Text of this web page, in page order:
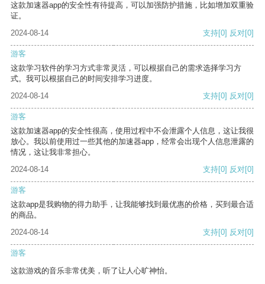
这款加速器app的安全性有待提高，可以加强防护措施，比如增加双重验
证。
2024-08-14
支持[0] 反对[0]
游客
这款学习软件的学习方式非常灵活，可以根据自己的需求选择学习方
式。我可以根据自己的时间安排学习进度。
2024-08-14
支持[0] 反对[0]
游客
这款加速器app的安全性很高，使用过程中不会泄露个人信息，这让我很
放心。我以前使用过一些其他的加速器app，经常会出现个人信息泄露的
情况，这让我非常担心。
2024-08-14
支持[0] 反对[0]
游客
这款app是我购物的得力助手，让我能够找到最优惠的价格，买到最合适
的商品。
2024-08-14
支持[0] 反对[0]
游客
这款游戏的音乐非常优美，听了让人心旷神怡。